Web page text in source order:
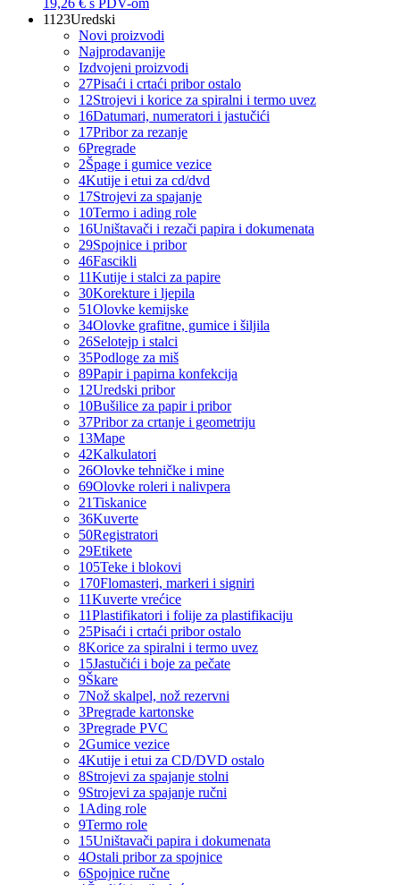
19,26 € s PDV-om
1123Uredski
Novi proizvodi
Najprodavanije
Izdvojeni proizvodi
27Pisaći i crtaći pribor ostalo
12Strojevi i korice za spiralni i termo uvez
16Datumari, numeratori i jastučići
17Pribor za rezanje
6Pregrade
2Špage i gumice vezice
4Kutije i etui za cd/dvd
17Strojevi za spajanje
10Termo i ading role
16Uništavači i rezači papira i dokumenata
29Spojnice i pribor
46Fascikli
11Kutije i stalci za papire
30Korekture i ljepila
51Olovke kemijske
34Olovke grafitne, gumice i šiljila
26Selotejp i stalci
35Podloge za miš
89Papir i papirna konfekcija
12Uredski pribor
10Bušilice za papir i pribor
37Pribor za crtanje i geometriju
13Mape
42Kalkulatori
26Olovke tehničke i mine
69Olovke roleri i nalivpera
21Tiskanice
36Kuverte
50Registratori
29Etikete
105Teke i blokovi
170Flomasteri, markeri i signiri
11Kuverte vrećice
11Plastifikatori i folije za plastifikaciju
25Pisaći i crtaći pribor ostalo
8Korice za spiralni i termo uvez
15Jastučići i boje za pečate
9Škare
7Nož skalpel, nož rezervni
3Pregrade kartonske
3Pregrade PVC
2Gumice vezice
4Kutije i etui za CD/DVD ostalo
8Strojevi za spajanje stolni
9Strojevi za spajanje ručni
1 Ading role
9Termo role
15Uništavači papira i dokumenata
4Ostali pribor za spojnice
6Spojnice ručne